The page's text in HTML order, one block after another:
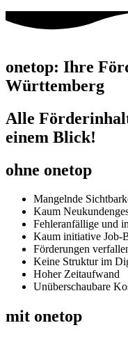
onetop: Ihre
Württemberg
Alle
einem Blick!
ohne onetop
Mangelnde
Kaum
Fehleranfällige und
Kaum initiative Job-
Förderungen
Keine Struktur im
Hoher Zeitaufwand
Unüberschaubare
mit onetop